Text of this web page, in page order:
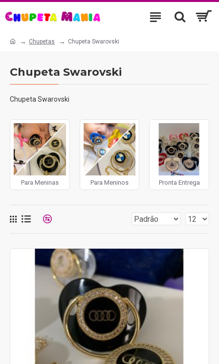
Chupetas Chupeta Swarovski
Chupeta Swarovski
Chupeta Swarovski
Para Meninas Para Meninos Pronta Entrega